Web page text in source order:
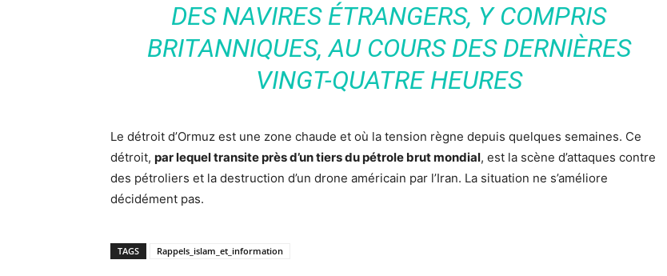
DES NAVIRES ÉTRANGERS, Y COMPRIS
BRITANNIQUES, AU COURS DES DERNIÈRES
VINGT-QUATRE HEURES
Le détroit d’Ormuz est une zone chaude et où la tension règne depuis quelques semaines. Ce
détroit, par lequel transite près d’un tiers du pétrole brut mondial, est la scène d’attaques contre
des pétroliers et la destruction d’un drone américain par l’Iran. La situation ne s’améliore
décidément pas.
TAGS Rappels_islam_et_information